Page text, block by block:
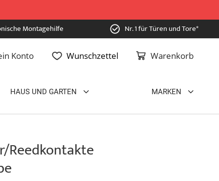
Montagehilfe Nr. 1 für Türen und Tore*
Warenkorb
Konto Wunschzettel
HAUS UND GARTEN MARKEN
Reedkontakte